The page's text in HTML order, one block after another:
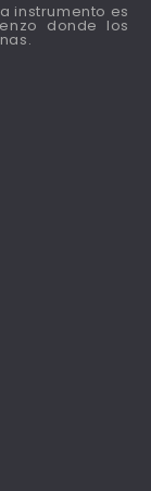
instrumento es
donde los